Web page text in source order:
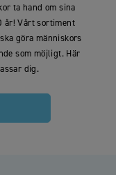
ta hand om sina
år! Vårt sortiment
göra människors
som möjligt. Här
dig.